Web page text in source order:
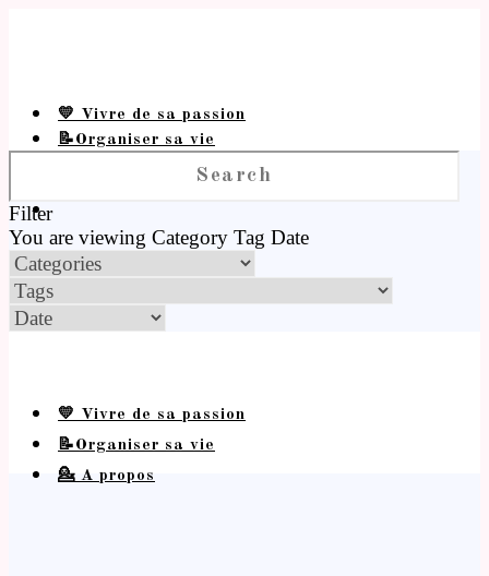
💛 Vivre de sa passion
📝Organiser sa vie
Filter
You are viewing Category Tag Date
💛 Vivre de sa passion
📝Organiser sa vie
💁 A propos